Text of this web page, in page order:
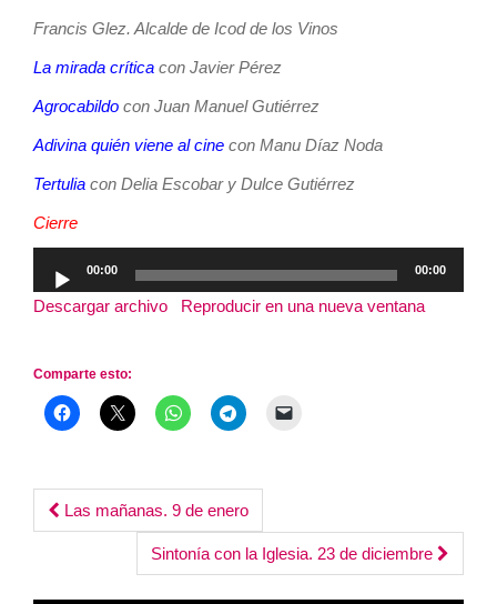
Francis Glez. Alcalde de Icod de los Vinos
La mirada crítica con Javier Pérez
Agrocabildo con Juan Manuel Gutiérrez
Adivina quién viene al cine con Manu Díaz Noda
Tertulia con Delia Escobar y Dulce Gutiérrez
Cierre
de
audio
00:00 00:00
Descargar archivo Reproducir en una nueva ventana
Comparte esto:
Post
navigation
Las mañanas. 9 de enero
Sintonía con la Iglesia. 23 de diciembre